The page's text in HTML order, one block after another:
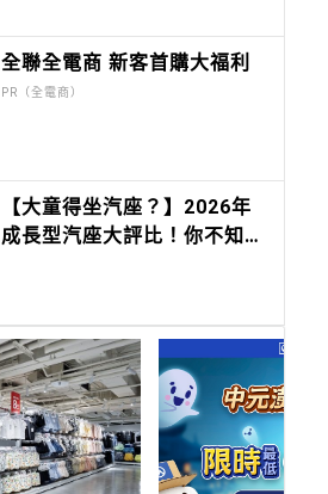
全聯全電商 新客首購大福利
PR（全電商）
【大童得坐汽座？】2026年
成長型汽座大評比！你不知道